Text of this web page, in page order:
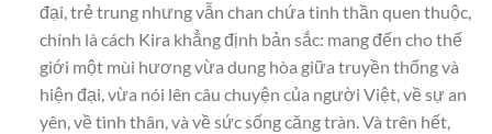
đại, trẻ trung nhưng vẫn chan chứa tinh thần quen thuộc,
chính là cách Kira khẳng định bản sắc: mang đến cho thế
giới một mùi hương vừa dung hòa giữa truyền thống và
hiện đại, vừa nói lên câu chuyện của người Việt, về sự an
yên, về tình thân, và về sức sống căng tràn. Và trên hết,